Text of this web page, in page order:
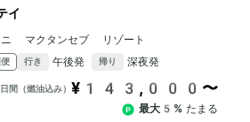
イ
ニ マクタンセブ リゾート
行き 午後発 帰り 深夜発
（燃油込み） ¥143,000〜
最大5% たまる